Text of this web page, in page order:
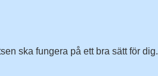
ska fungera på ett bra sätt för dig.